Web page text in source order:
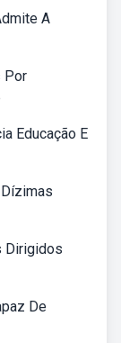
A
Por
Educação E
Dirigidos
De